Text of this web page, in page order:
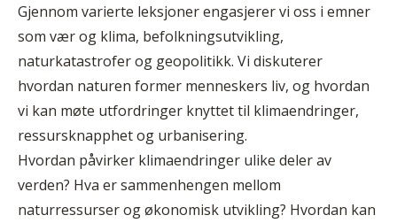
Gjennom varierte leksjoner engasjerer vi oss i emner
som vær og klima, befolkningsutvikling,
naturkatastrofer og geopolitikk. Vi diskuterer
hvordan naturen former menneskers liv, og hvordan
vi kan møte utfordringer knyttet til klimaendringer,
ressursknapphet og urbanisering.
Hvordan påvirker klimaendringer ulike deler av
verden? Hva er sammenhengen mellom
naturressurser og økonomisk utvikling? Hvordan kan